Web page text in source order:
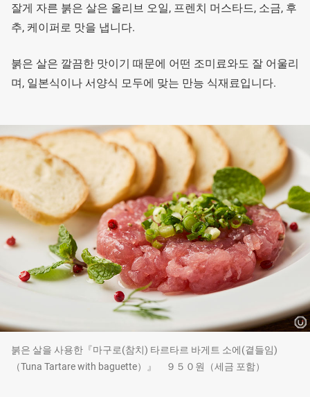
잘게 자른 붉은 살은 올리브 오일, 프렌치 머스타드, 소금, 후
추, 케이퍼로 맛을 냅니다.
붉은 살은 깔끔한 맛이기 때문에 어떤 조미료와도 잘 어울리
며, 일본식이나 서양식 모두에 맞는 만능 식재료입니다.
붉은 살을 사용한『마구로(참치) 타르타르 바게트 소에(곁들임)
（Tuna Tartare with baguette）』 ９５０원（세금 포함）